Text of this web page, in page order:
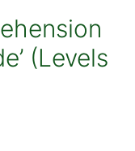
(Levels